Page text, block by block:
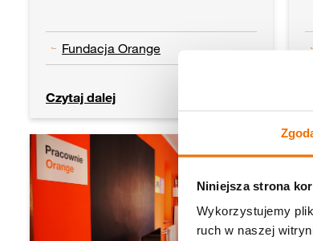
Niniejsza strona
Wykorzystujemy
ruch w naszej
Fundacja Orange
Czytaj dalej